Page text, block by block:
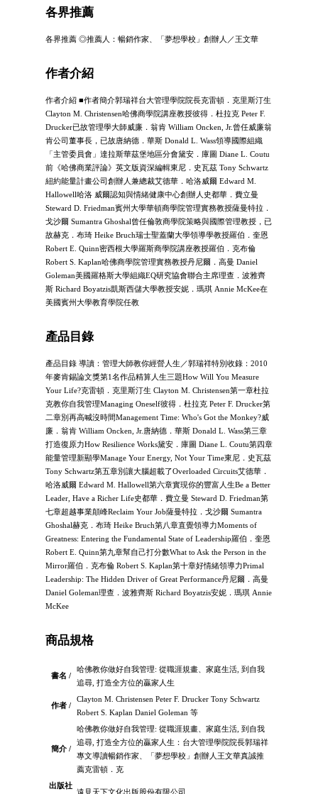
各界推薦
各界推薦 ◎推薦人：暢銷作家、「夢想學校」創辦人／王文華
作者介紹
作者介紹 ■作者簡介郭瑞祥台大管理學院院長克雷頓．克里斯汀生
Clayton M. Christensen哈佛商學院講座教授彼得．杜拉克 Peter F.
Drucker已故管理學大師威廉．翁肯 William Oncken, Jr.曾任威廉翁
肯公司董事長，已故唐納德．華斯 Donald L. Wass領導國際組織
「主管委員會」達拉斯華茲堡地區分會黛安．庫圖 Diane L. Coutu
前《哈佛商業評論》英文版資深編輯東尼．史瓦茲 Tony Schwartz
紐約能量計畫公司創辦人兼總裁艾德華．哈洛威爾 Edward M.
Hallowell哈洛 威爾認知與情緒健康中心創辦人史都華．費立曼
Steward D. Friedman賓州大學華頓商學院管理實務教授薩曼特拉．
戈沙爾 Sumantra Ghoshal曾任倫敦商學院策略與國際管理教授，已
故赫克．布琦 Heike Bruch瑞士聖蓋蘭大學領導學教授羅伯．奎恩
Robert E. Quinn密西根大學羅斯商學院講座教授羅伯．克布倫
Robert S. Kaplan哈佛商學院管理實務教授丹尼爾．高曼 Daniel
Goleman美國羅格斯大學組織EQ研究協會聯合主席理查．波雅齊
斯 Richard Boyatzis凱斯西儲大學教授安妮．瑪琪 Annie McKee在
美國賓州大學教育學院任教
產品目錄
產品目錄 導讀：管理大師教你經營人生／郭瑞祥特別收錄：2010
年麥肯錫論文獎第1名作品精算人生三題How Will You Measure
Your Life?克雷頓．克里斯汀生 Clayton M. Christensen第一章杜拉
克教你自我管理Managing Oneself彼得．杜拉克 Peter F. Drucker第
二章別再高喊沒時間Management Time: Who's Got the Monkey?威
廉．翁肯 William Oncken, Jr.唐納德．華斯 Donald L. Wass第三章
打造復原力How Resilience Works黛安．庫圖 Diane L. Coutu第四章
能量管理新顯學Manage Your Energy, Not Your Time東尼．史瓦茲
Tony Schwartz第五章別讓大腦超載了Overloaded Circuits艾德華．
哈洛威爾 Edward M. Hallowell第六章實現你的豐富人生Be a Better
Leader, Have a Richer Life史都華．費立曼 Steward D. Friedman第
七章超越事業顛峰Reclaim Your Job薩曼特拉．戈沙爾 Sumantra
Ghoshal赫克．布琦 Heike Bruch第八章直覺領導力Moments of
Greatness: Entering the Fundamental State of Leadership羅伯．奎恩
Robert E. Quinn第九章幫自己打分數What to Ask the Person in the
Mirror羅伯．克布倫 Robert S. Kaplan第十章好情緒領導力Primal
Leadership: The Hidden Driver of Great Performance丹尼爾．高曼
Daniel Goleman理查．波雅齊斯 Richard Boyatzis安妮．瑪琪 Annie
McKee
商品規格
書名 /
哈佛教你做好自我管理: 從職涯規畫、家庭生活, 到自我
追尋, 打造全方位的贏家人生
作者 /
Clayton M. Christensen Peter F. Drucker Tony Schwartz
Robert S. Kaplan Daniel Goleman 等
簡介 /
哈佛教你做好自我管理: 從職涯規畫、家庭生活, 到自我
追尋, 打造全方位的贏家人生：台大管理學院院長郭瑞祥
專文導讀暢銷作家、「夢想學校」創辦人王文華真誠推
薦克雷頓．克
出版社
遠見天下文化出版股份有限公司